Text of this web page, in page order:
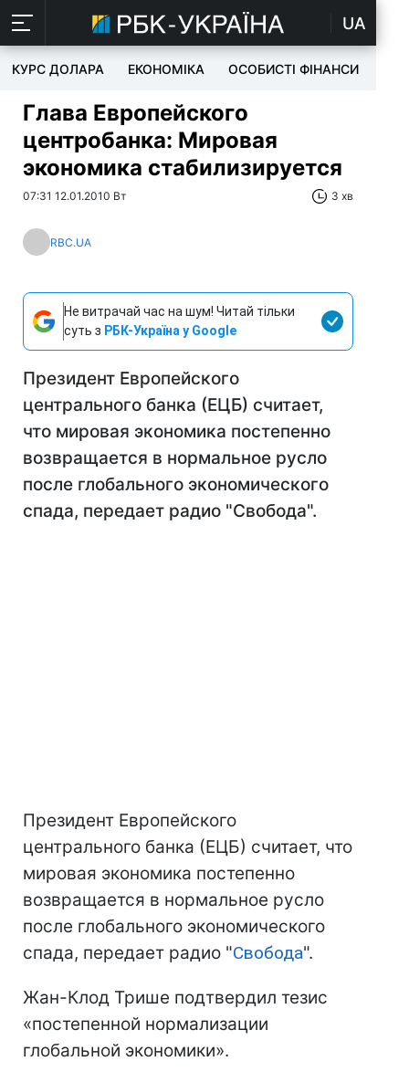
UA
КУРС ДОЛАРА ЕКОНОМІКА ОСОБИСТІ ФІНАНСИ
Глава Европейского
центробанка: Мировая
экономика стабилизируется
07:31 12.01.2010 Вт 3 хв
RBC.UA
Не витрачай час на шум! Читай тільки
суть з РБК-Україна у Google
Президент Европейского
центрального банка (ЕЦБ) считает,
что мировая экономика постепенно
возвращается в нормальное русло
после глобального экономического
спада, передает радио "Свобода".
Президент Европейского
центрального банка (ЕЦБ) считает, что
мировая экономика постепенно
возвращается в нормальное русло
после глобального экономического
спада, передает радио "Свобода".
Жан-Клод Трише подтвердил тезис
«постепенной нормализации
глобальной экономики».